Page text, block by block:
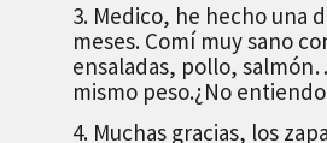
3. Medico, he hecho una
meses. Comí muy sano
ensaladas, pollo,
mismo peso.¿No
4. Muchas gracias, los